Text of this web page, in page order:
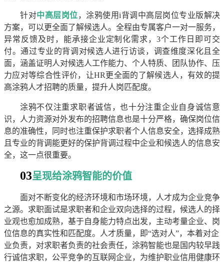
针对中高层岗位，涂鸦使用i背调中高层岗位专业版解决
方案，可以更全面了解候选人。全程由专属客户一对一服务，
异常反馈及时，能承接企业定制化需求，3个工作日即可交
付。通过专业的背调对候选人进行访谈，调查维度深化且全
面，涵盖证明人对候选人工作能力、个人特质、团队协作、压
力应对等综合性评价，让HR更全面的了解候选人，有效的提
高涂鸦人才招聘的质量，提升人岗匹配度。
涂鸦不仅注重求职者诚信，也十分注重企业自身诚信意
识，人力资源对外发布的招聘信息也是十分严格，确保岗位信
息的准确性，同时也注重保护求职者个人信息安全，选择成熟
且专业的背调能更好的保护背调过程中企业和候选人的信息安
全，这一点很重要。
03呈现给涂鸦智能的价值
面对不断变化的经济环境和市场环境，人才成为企业竞争
之源。求职面试是求职者和企业双向选择的过程，候选人的择
业观也愈加成熟，基于自身能力特点出发，主动考量企业、岗
位信息的真实性和匹配度。人才质量，即“选对人”，本着对企
业负责，对求职者负责的社会责任，涂鸦智能也是国内较早践
行诚信求职，公平竞争的互联网企业，为维护职业信用健康环